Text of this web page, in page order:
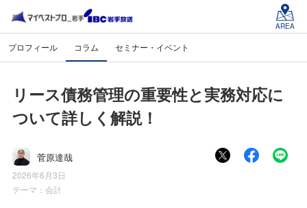
AREA
プロフィール コラム セミナー・イベント
リース債務管理の重要性と実務対応に
ついて詳しく解説！
菅原達哉
2026年6月3日
テーマ： 会計